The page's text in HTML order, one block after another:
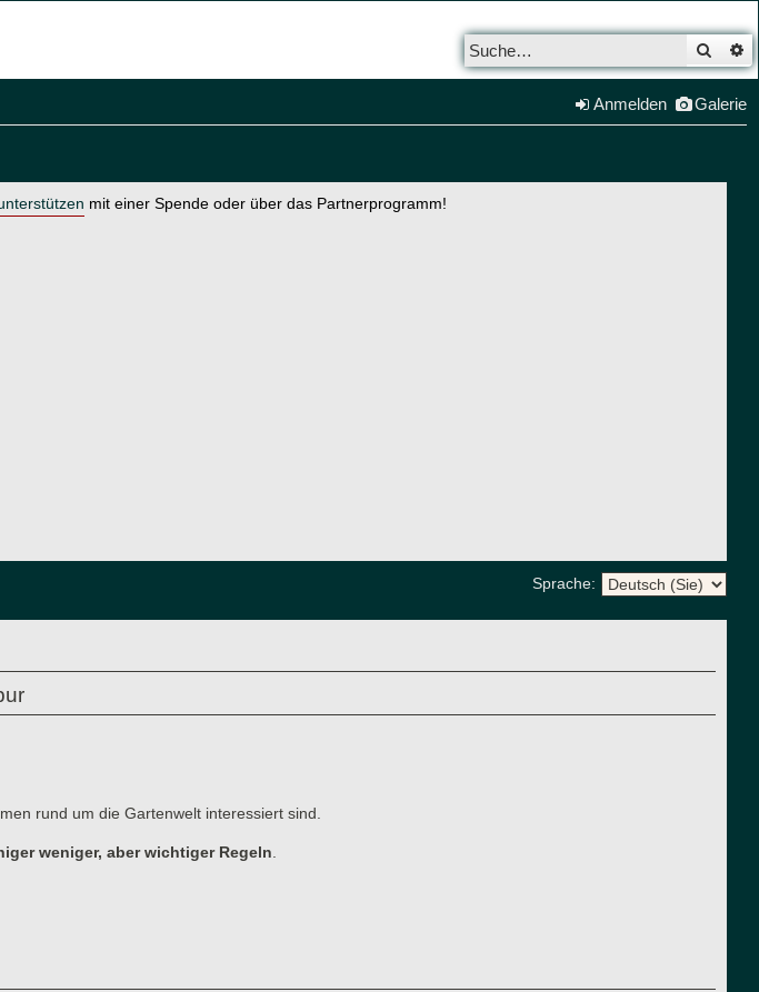
Galerie
Anmelden
mit einer Spende oder über das Partnerprogramm!
Sprache:
rund um die Gartenwelt interessiert sind.
weniger, aber wichtiger Regeln